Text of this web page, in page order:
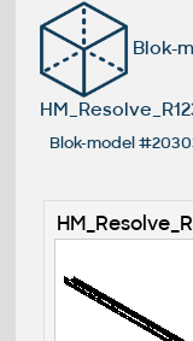
Blok-
Blok-model